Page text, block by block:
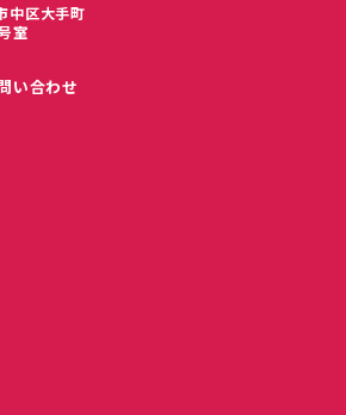
中区大手町
室
い合わせ